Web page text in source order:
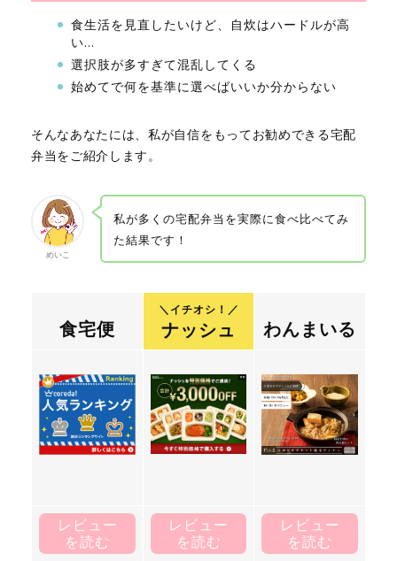
食生活を見直したいけど、自炊はハードルが高
い…
選択肢が多すぎて混乱してくる
始めてで何を基準に選べばいいか分からない
そんなあなたには、私が自信をもってお勧めできる宅配
弁当をご紹介します。
めいこ
私が多くの宅配弁当を実際に食べ比べてみ
た結果です！
食宅便
＼イチオシ！／
ナッシュ わんまいる
レビュー
を読む
レビュー
を読む
レビュー
を読む